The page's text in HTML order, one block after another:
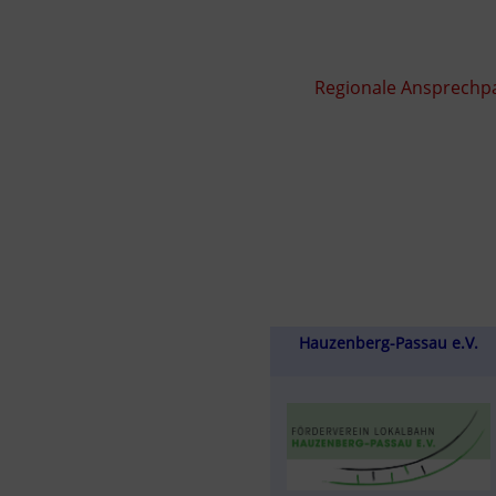
Regionale
Hauzenberg-Passau e.V.